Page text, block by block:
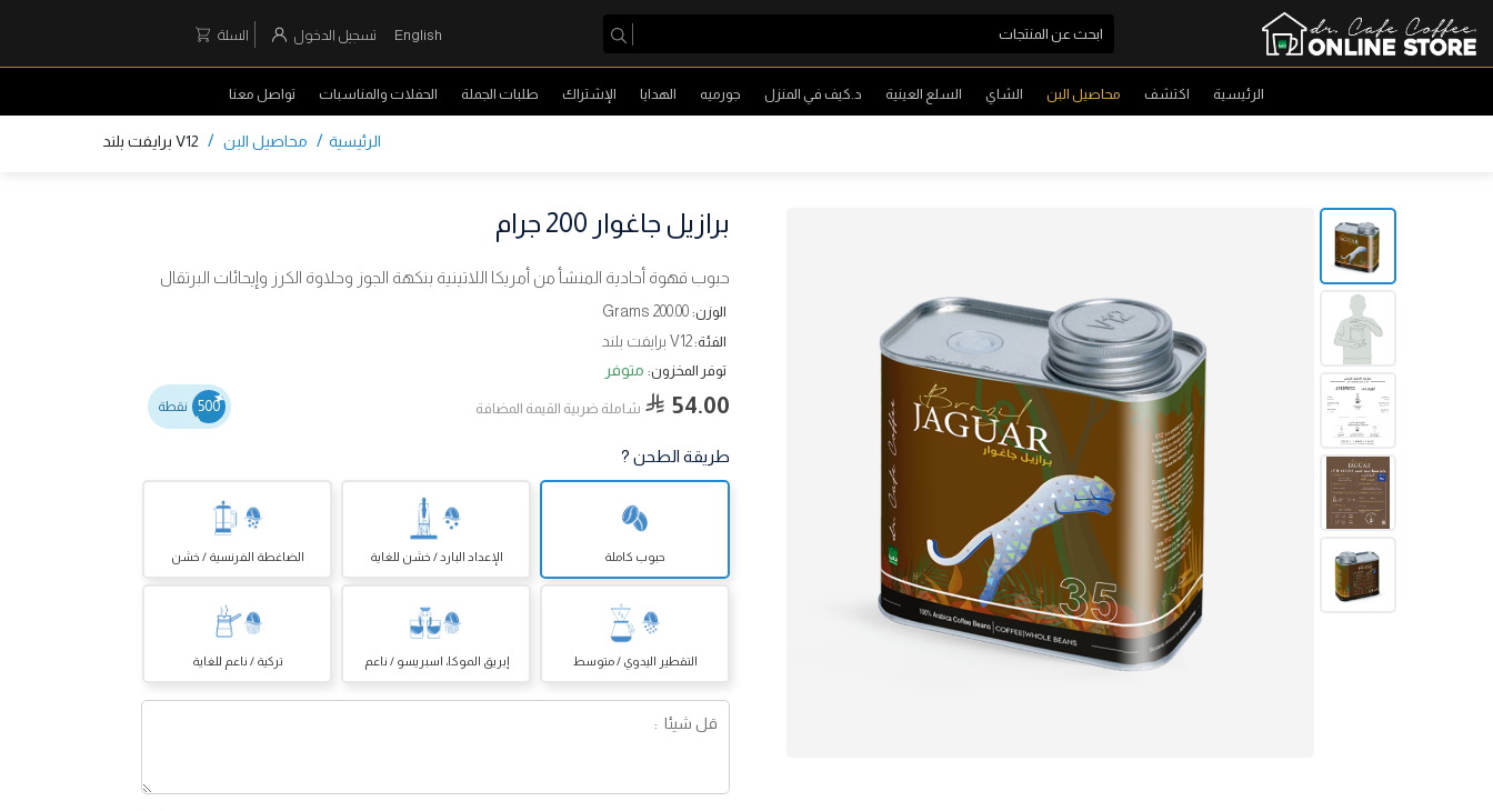
English تسجيل الدخول السلة
الرئيسية اكتشف محاصيل البن الشاي السلع العينية د.كيف في المنزل جورميه الهدايا الإشتراك طلبات الجملة الحفلات والمناسبات تواصل معنا
الرئيسية / محاصيل البن / V12 برايفت بلند
برازيل جاغوار 200 جرام
حبوب قهوة أحادية المنشأ من أمريكا اللاتينية بنكهة الجوز وحلاوة الكرز وإيحائات البرتقال
الوزن: 200.00 Grams
الفئة:V12 برايفت بلند
توفر المخزون: متوفر
54.00 شاملة ضربية القيمة المضافة 500 نقطة
طريقة الطحن ?
حبوب كاملة الإعداد البارد / خشن للغاية الضاغطة الفرنسية / خشن
التقطير اليدوي / متوسط إبريق الموكا، اسبريسو / ناعم تركية / ناعم للغاية